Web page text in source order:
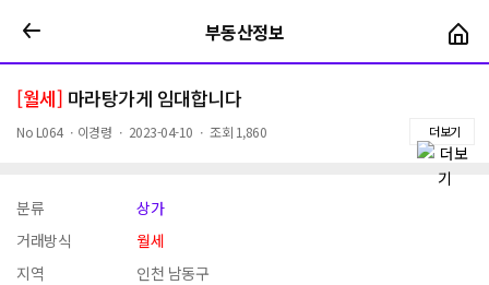
부동산정보
[월세] 마라탕가게 임대합니다
No L064ㆍ 이경령 ㆍ 2023-04-10 ㆍ 조회 1,860 더보기
분류
상가
거래방식
월세
지역
인천 남동구
부동산정보